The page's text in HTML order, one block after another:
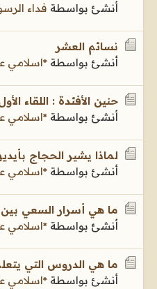
أنشئ بواسطة فداء
نسائم العشر
أنشئ بواسطة*اسلامي
حنين الأفئدة : اللقاء
أنشئ بواسطة*اسلامي
لماذا يشير الحجاج
أنشئ بواسطة*اسلامي
ما هي أسرار السعي بين
أنشئ بواسطة*اسلامي
ما هي الدروس التي
أنشئ بواسطة*اسلامي